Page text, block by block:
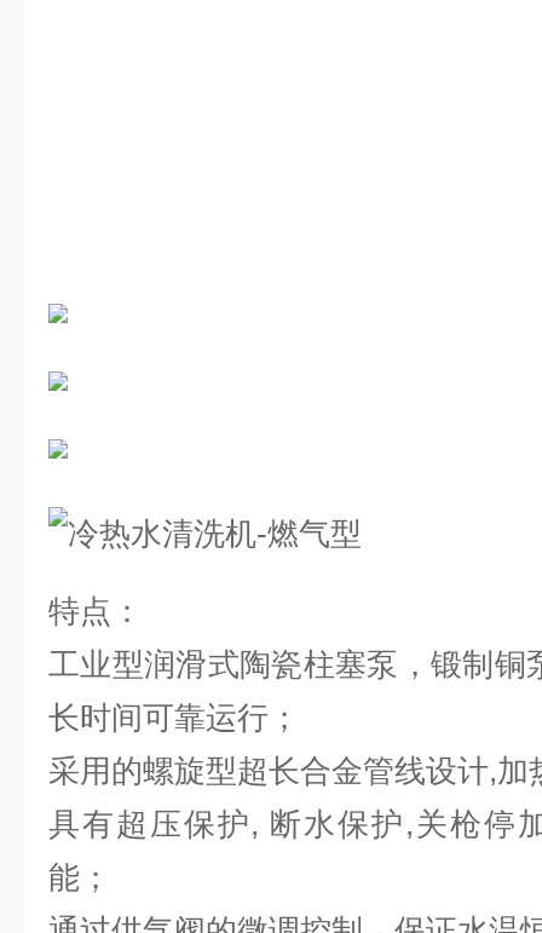
特点：
工业型润滑式陶瓷柱塞泵，锻制铜
长时间可靠运行；
采用的螺旋型超长合金管线设计,
具有超压保护, 断水保护,关枪停
能；